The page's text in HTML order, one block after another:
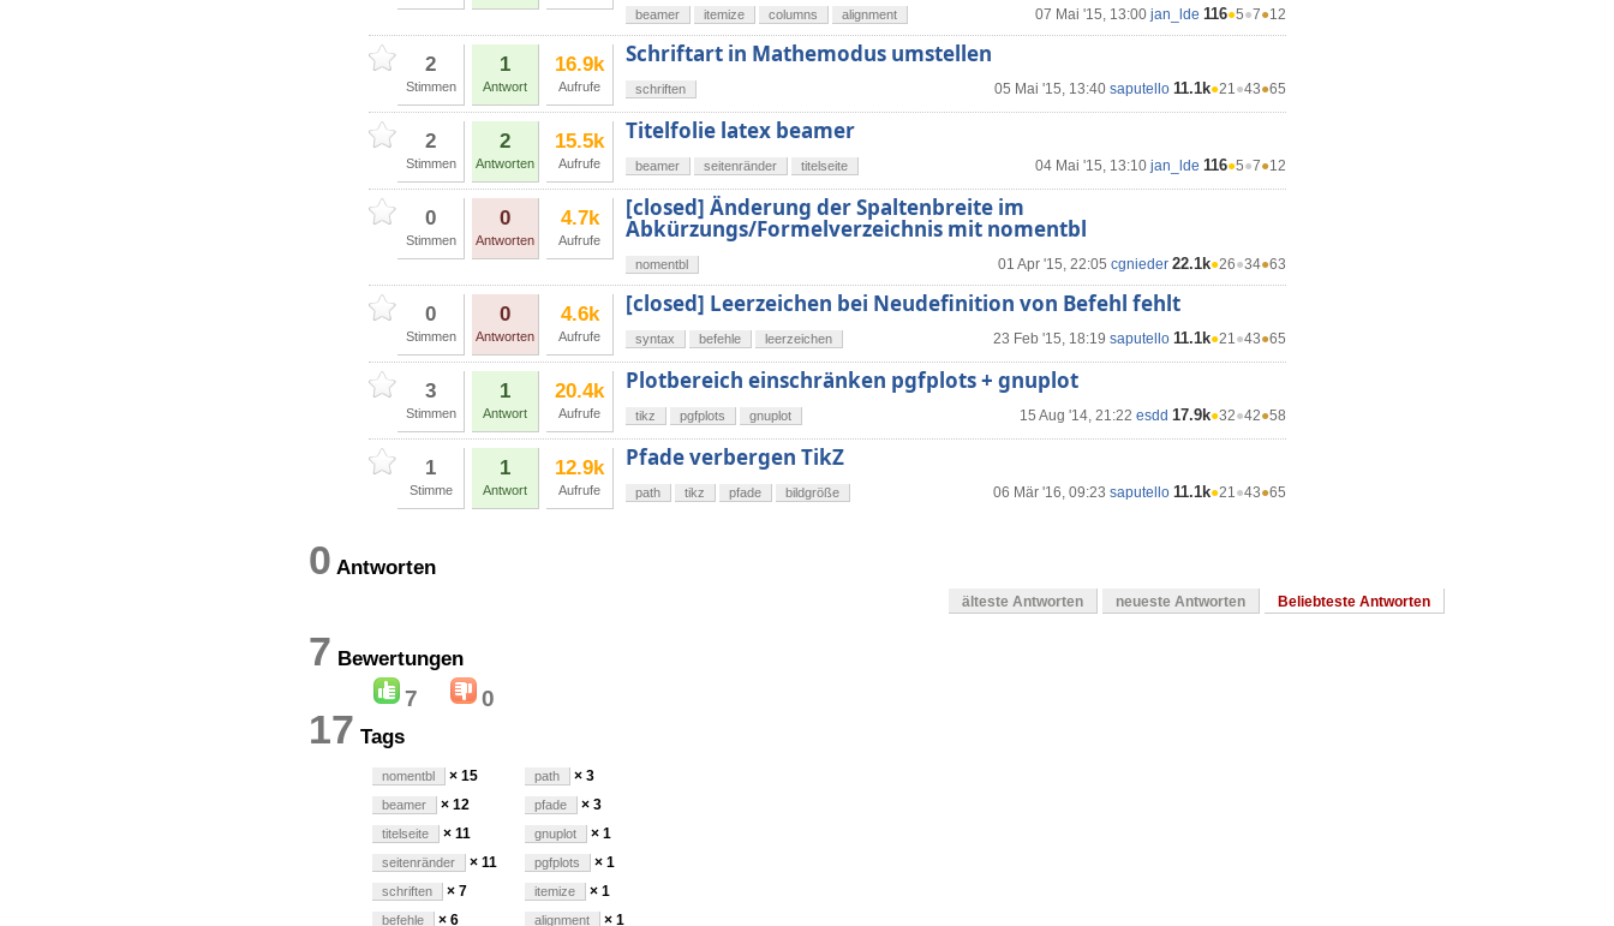
07 Mai '15, 13:00 jan_lde 116●5●7●12
beamer itemize columns alignment
2
Stimmen
1
Antwort
16.9k
Aufrufe
Schriftart in Mathemodus umstellen
05 Mai '15, 13:40 saputello 11.1k●21●43●65
schriften
2
Stimmen
2
Antworten
15.5k
Aufrufe
Titelfolie latex beamer
04 Mai '15, 13:10 jan_lde 116●5●7●12
beamer seitenränder titelseite
0
Stimmen
0
Antworten
4.7k
Aufrufe
[closed] Änderung der Spaltenbreite im
Abkürzungs/Formelverzeichnis mit nomentbl
01 Apr '15, 22:05 cgnieder 22.1k●26●34●63
nomentbl
0
Stimmen
0
Antworten
4.6k
Aufrufe
[closed] Leerzeichen bei Neudefinition von Befehl fehlt
23 Feb '15, 18:19 saputello 11.1k●21●43●65
syntax befehle leerzeichen
3
Stimmen
1
Antwort
20.4k
Aufrufe
Plotbereich einschränken pgfplots + gnuplot
15 Aug '14, 21:22 esdd 17.9k●32●42●58
tikz pgfplots gnuplot
1
Stimme
1
Antwort
12.9k
Aufrufe
Pfade verbergen TikZ
06 Mär '16, 09:23 saputello 11.1k●21●43●65
path tikz pfade bildgröße
0 Antworten
älteste Antworten neueste Antworten Beliebteste Antworten
7 Bewertungen
7 0
17 Tags
nomentbl × 15
beamer × 12
titelseite × 11
seitenränder × 11
schriften × 7
befehle × 6
path × 3
pfade × 3
gnuplot × 1
pgfplots × 1
itemize × 1
alignment × 1